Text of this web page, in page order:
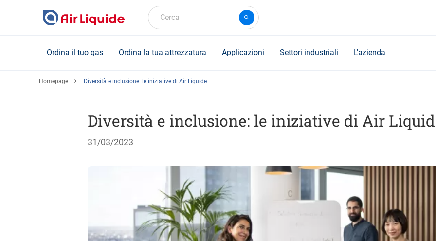
Cerca
Ordina il tuo gas Ordina la tua attrezzatura Applicazioni Settori industriali L'azienda
Homepage Diversità e inclusione: le iniziative di Air Liquide
Diversità e inclusione: le iniziative di Air
31/03/2023